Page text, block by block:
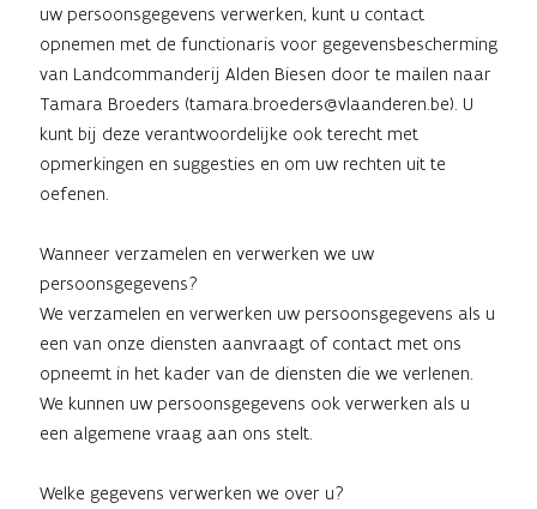
uw persoonsgegevens verwerken, kunt u contact
opnemen met de functionaris voor gegevensbescherming
van Landcommanderij Alden Biesen door te mailen naar
Tamara Broeders (tamara.broeders@vlaanderen.be). U
kunt bij deze verantwoordelijke ook terecht met
opmerkingen en suggesties en om uw rechten uit te
oefenen.
Wanneer verzamelen en verwerken we uw
persoonsgegevens?
We verzamelen en verwerken uw persoonsgegevens als u
een van onze diensten aanvraagt of contact met ons
opneemt in het kader van de diensten die we verlenen.
We kunnen uw persoonsgegevens ook verwerken als u
een algemene vraag aan ons stelt.
Welke gegevens verwerken we over u?